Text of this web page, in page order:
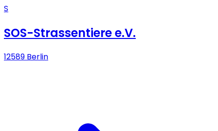
S
SOS-Strassentiere e.V.
12589 Berlin